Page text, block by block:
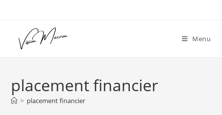
Menu
placement financier
> placement financier